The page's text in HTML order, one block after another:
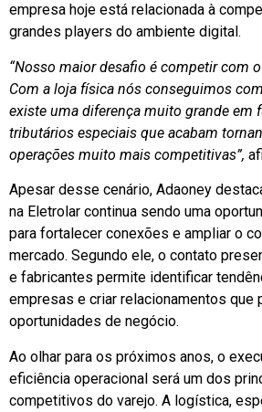
empresa hoje está relacionada à
grandes players do ambiente digital.
“Nosso maior desafio é competir com
Com a loja física nós conseguimos
existe uma diferença muito grande em
tributários especiais que acabam
operações muito mais competitivas”,
Apesar desse cenário, Adaoney
na Eletrolar continua sendo uma
para fortalecer conexões e ampliar o
mercado. Segundo ele, o contato
e fabricantes permite identificar
empresas e criar relacionamentos que
oportunidades de negócio.
Ao olhar para os próximos anos, o
eficiência operacional será um dos
competitivos do varejo. A logística,